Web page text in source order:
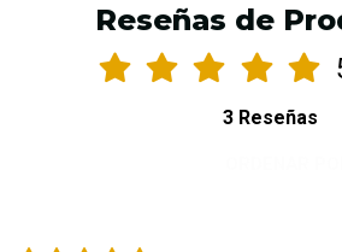
Reseñas de
3 Reseñas